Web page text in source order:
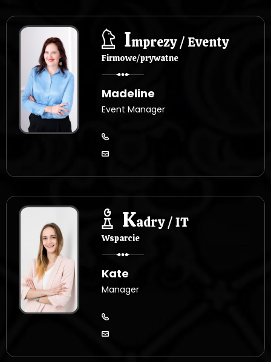
Imprezy / Eventy
Firmowe/prywatne
Madeline
Event Manager
Kadry / IT
Wsparcie
Kate
Manager